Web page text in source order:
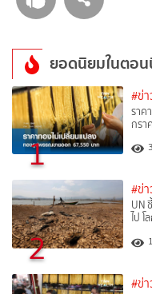
ยอดนิยมในตอ
1
#ข่
ราค
กรา
2
#ข่
UN
ไป
#ข่